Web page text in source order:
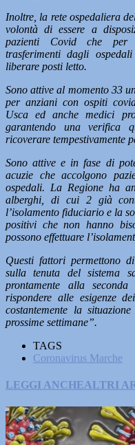
Inoltre, la rete ospedaliera
volontà di essere a
pazienti Covid che per
trasferimenti dagli
liberare posti letto.
Sono attive al momento 33
per anziani con ospiti
Usca ed anche medici
garantendo una verifica
ricoverare tempestivamente
Sono attive e in fase di
acuzie che accolgono
ospedali. La Regione ha
alberghi, di cui 2 già
l’isolamento fiduciario e la
positivi che non hanno
possono effettuare
Questi fattori permettono
sulla tenuta del sistema
prontamente alla
rispondere alle esigenze
costantemente la
prossime settimane”.
TAGS
Coronavirus Marche
LEGGI ANCHEALTRI